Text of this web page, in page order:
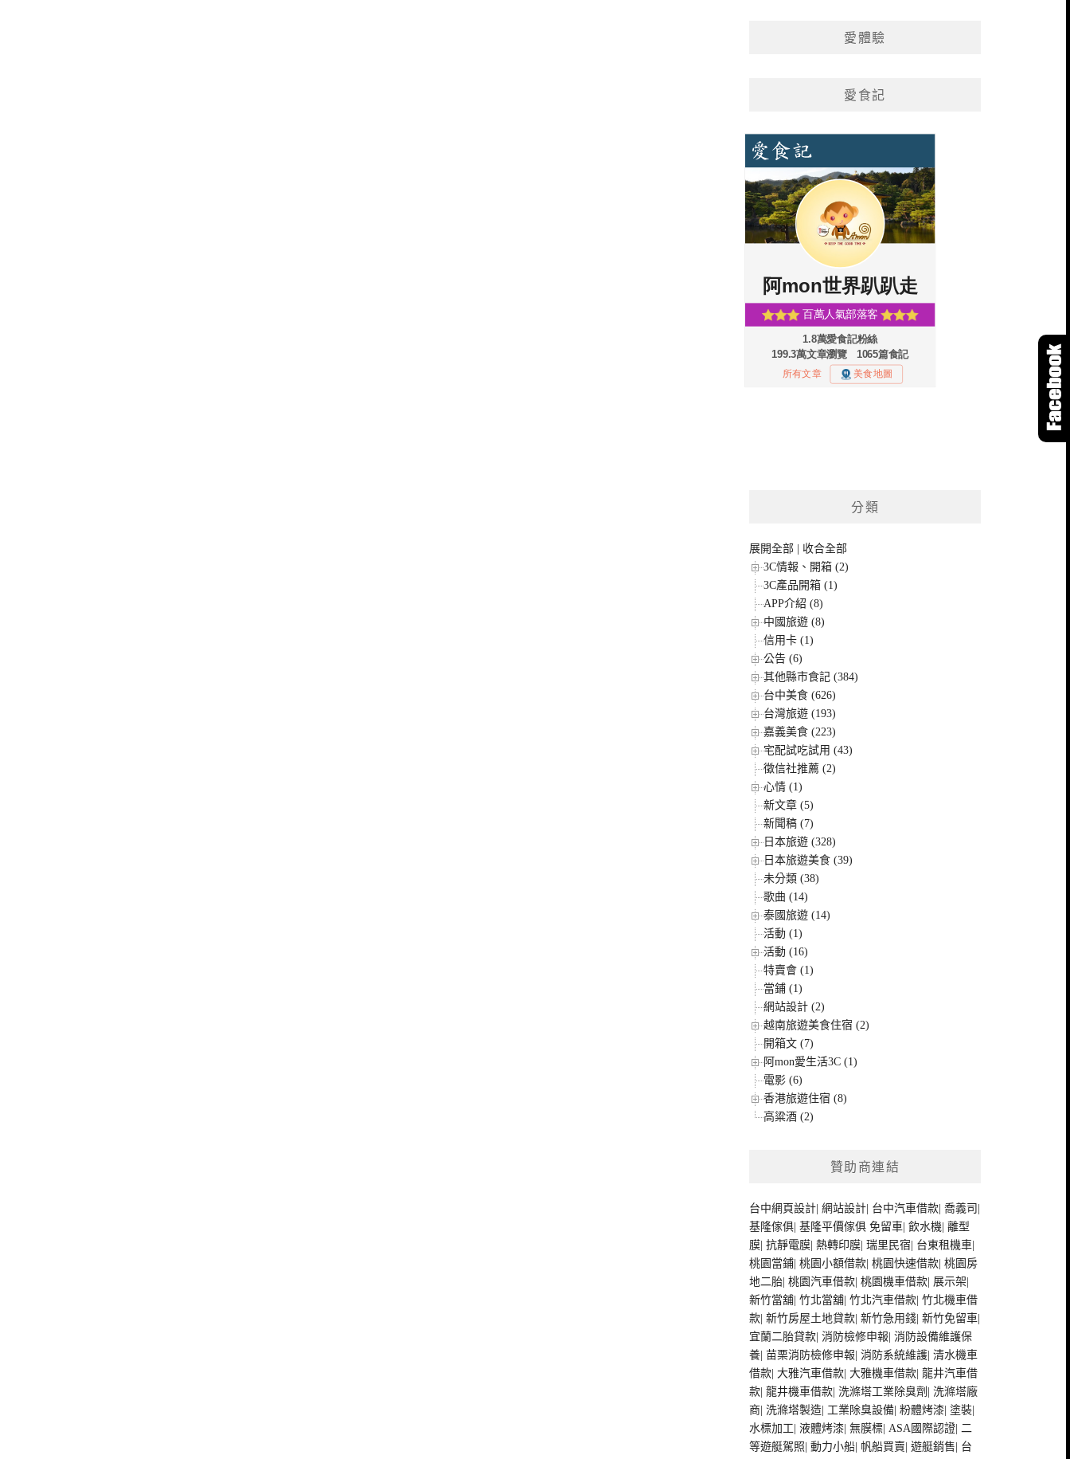
愛體驗
愛食記
分類
展開全部
收合全部
3C情報、開箱 (2)
3C產品開箱 (1)
APP介紹 (8)
中國旅遊 (8)
信用卡 (1)
公告 (6)
其他縣市食記 (384)
台中美食 (626)
台灣旅遊 (193)
嘉義美食 (223)
宅配試吃試用 (43)
徵信社推薦 (2)
心情 (1)
新文章 (5)
新聞稿 (7)
日本旅遊 (328)
日本旅遊美食 (39)
未分類 (38)
歌曲 (14)
泰國旅遊 (14)
活動 (1)
活動 (16)
特賣會 (1)
當鋪 (1)
網站設計 (2)
越南旅遊美食住宿 (2)
開箱文 (7)
阿mon愛生活3C (1)
電影 (6)
香港旅遊住宿 (8)
高粱酒 (2)
贊助商連結
台中網頁設計 |網站設計 台中汽車借款 |喬義司
基隆傢俱 |基隆平價傢俱 免留車 |飲水機 |離型
膜 |抗靜電膜 |熱轉印膜 |瑞里民宿 台東租機車
桃園當鋪 |桃園小額借款 |桃園快速借款 |桃園房
地二胎 |桃園汽車借款 |桃園機車借款 展示架
新竹當舖 |竹北當舖 |竹北汽車借款 |竹北機車借
款 |新竹房屋土地貸款 |新竹急用錢 |新竹免留車
宜蘭二胎貸款 |消防檢修申報 |消防設備維護保
養 |苗栗消防檢修申報 |消防系統維護 |清水機車
借款 |大雅汽車借款 |大雅機車借款 |龍井汽車借
款 |龍井機車借款 洗滌塔工業除臭劑
洗滌塔廠
商 洗滌塔製造 工業除臭設備 |粉體烤漆 |塗裝
水標加工 |液體烤漆 |無膜標 |ASA國際認證 |二
等遊艇駕照 |動力小船 帆船買賣 |遊艇銷售 台